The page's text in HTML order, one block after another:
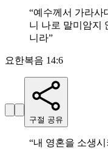
“예수께서 가라사
니 나로 말미암지
니라”
요한복음 14:6
구절 공유
“내 영혼을 소생